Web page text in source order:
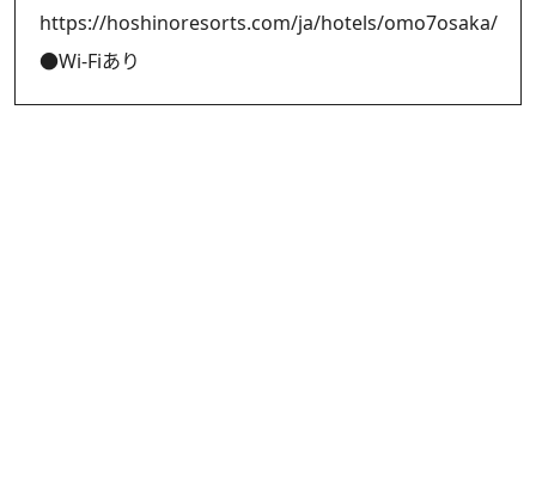
https://hoshinoresorts.com/ja/hotels/omo7osaka/
●Wi-Fiあり